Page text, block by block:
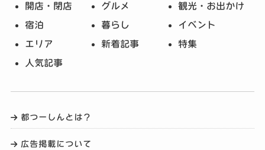
開店・閉店 グルメ 観光・お出かけ
宿泊 暮らし イベント
エリア 新着記事 特集
人気記事
都つーしんとは？
広告掲載について